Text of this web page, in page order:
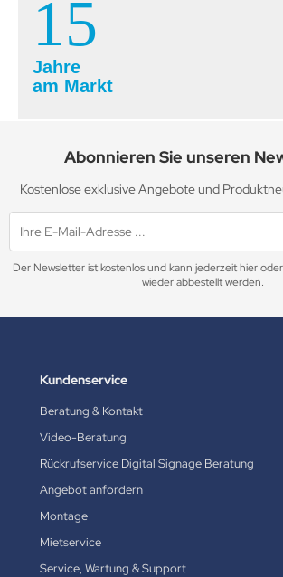
15
Jahre
am Markt
Abonnieren Sie unseren
Kostenlose exklusive Angebote und
Der Newsletter ist kostenlos und kann jederzeit hier
wieder abbestellt werden.
Kundenservice
Beratung & Kontakt
Video-Beratung
Rückrufservice Digital Signage Beratung
Angebot anfordern
Montage
Mietservice
Service, Wartung & Support